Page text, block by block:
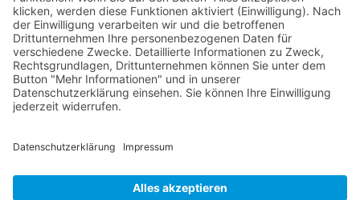
Shop Lieferbedingungen
Telefon: +49(0)8654 779 282
Datenschutz|Impressum